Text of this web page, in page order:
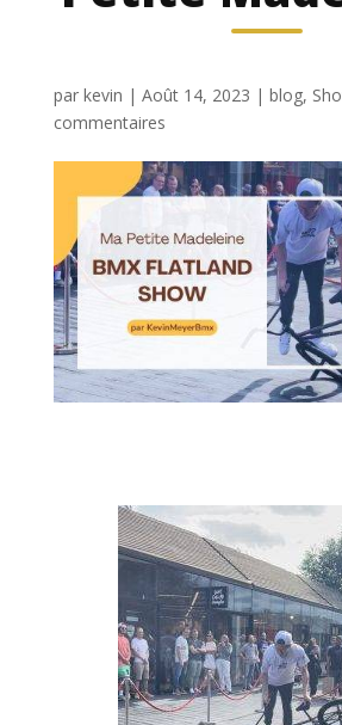
par kevin | Août 14, 2023 | blog,
commentaires